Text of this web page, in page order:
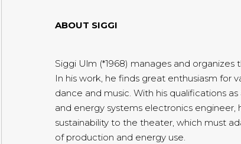
ABOUT SIGGI
Siggi Ulm (*1968) manages and organizes
In his work, he finds great enthusiasm for
dance and music. With his qualifications
and energy systems electronics engineer,
sustainability to the theater, which must
of production and energy use.